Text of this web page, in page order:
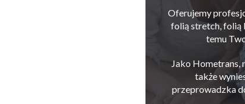
Oferujemy
folią stretch, folią
temu
Jako Hometrans,
także
przeprowadzka